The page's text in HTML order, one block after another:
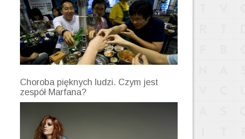
Choroba pięknych ludzi. Czym jest
zespół Marfana?